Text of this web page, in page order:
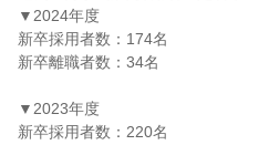
▼2024年度
新卒採用者数：174名
新卒離職者数：34名
▼2023年度
新卒採用者数：220名